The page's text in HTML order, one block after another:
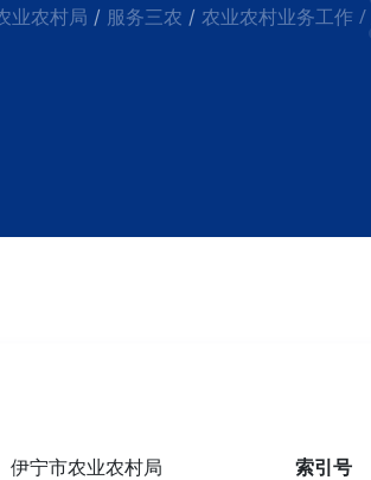
业农村局 / 服务三农 / 农业农村业务工作 /
伊宁市农业农村局 索引号